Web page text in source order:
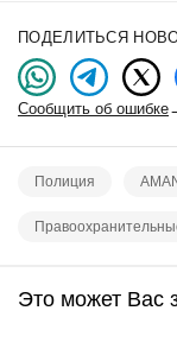
ПОДЕЛИТЬСЯ
Сообщить об ошибке
Полиция
Это может Вас